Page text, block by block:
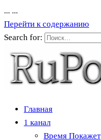
... ...
Перейти к содержанию
Search for:
Главная
1 канал
Время Покажет